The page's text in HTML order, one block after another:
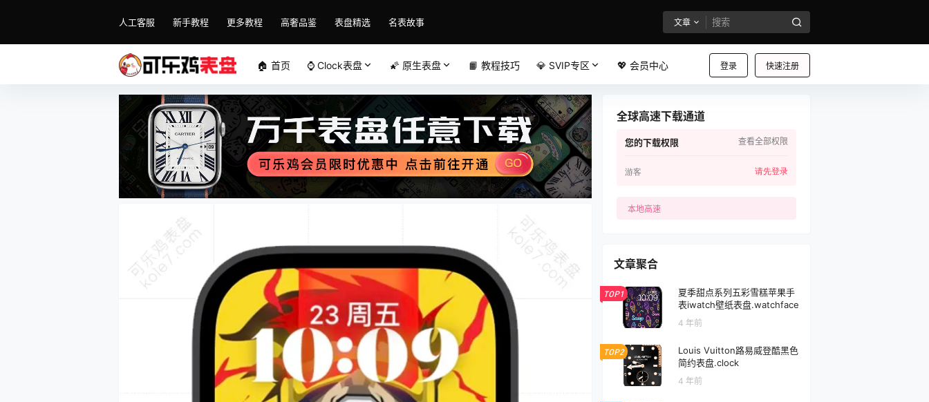
人工客服 新手教程 更多教程 高奢品鉴 表盘精选 名表故事 文章
登录 快速注册
🏠 首页 ⌚️ Clock表盘 🌠 原生表盘 📙 教程技巧 💎 SVIP专区 💖 会员中心
全球高速下载通道
您的下载权限 查看全部权限
游客 请先登录
本地高速
文章聚合
TOP1
夏季甜点系列五彩雪糕苹果手
表iwatch壁纸表盘.watchface
4 年前
TOP2
Louis Vuitton路易威登酷黑色
简约表盘.clock
4 年前